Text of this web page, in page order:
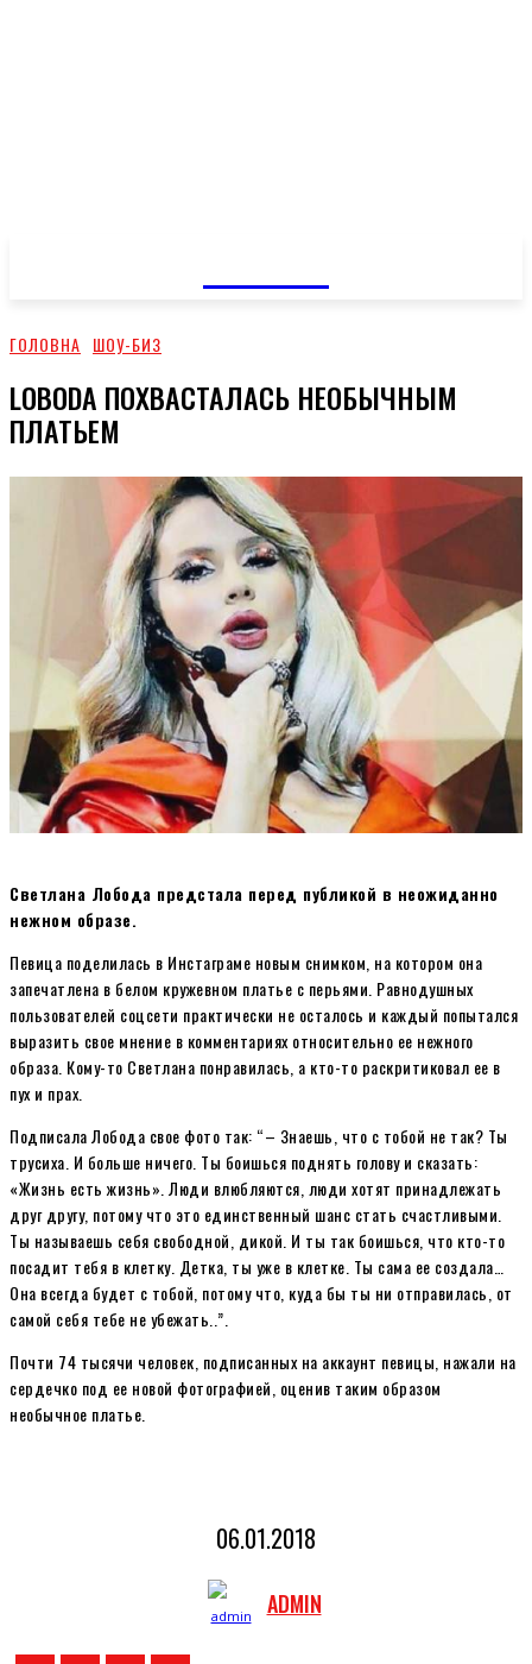
ГОЛОВНА ШОУ-БИЗ
LOBODA ПОХВАСТАЛАСЬ НЕОБЫЧНЫМ
ПЛАТЬЕМ
Светлана Лобода предстала перед публикой в неожиданно
нежном образе.
Певица поделилась в Инстаграме новым снимком, на котором она
запечатлена в белом кружевном платье с перьями. Равнодушных
пользователей соцсети практически не осталось и каждый попытался
выразить свое мнение в комментариях относительно ее нежного
образа. Кому-то Светлана понравилась, а кто-то раскритиковал ее в
пух и прах.
Подписала Лобода свое фото так: “– Знаешь, что с тобой не так? Ты
трусиха. И больше ничего. Ты боишься поднять голову и сказать:
«Жизнь есть жизнь». Люди влюбляются, люди хотят принадлежать
друг другу, потому что это единственный шанс стать счастливыми.
Ты называешь себя свободной, дикой. И ты так боишься, что кто-то
посадит тебя в клетку. Детка, ты уже в клетке. Ты сама ее создала…
Она всегда будет с тобой, потому что, куда бы ты ни отправилась, от
самой себя тебе не убежать..”.
Почти 74 тысячи человек, подписанных на аккаунт певицы, нажали на
сердечко под ее новой фотографией, оценив таким образом
необычное платье.
06.01.2018
ADMIN